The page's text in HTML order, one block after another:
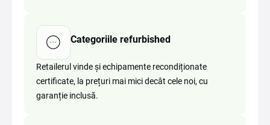
Categoriile refurbished
Retailerul vinde și echipamente recondiționate
certificate, la prețuri mai mici decât cele noi, cu
garanție inclusă.